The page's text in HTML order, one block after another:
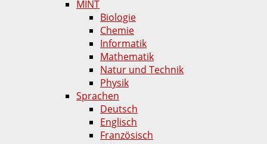
MINT
Biologie
Chemie
Informatik
Mathematik
Natur und Technik
Physik
Sprachen
Deutsch
Englisch
Französisch